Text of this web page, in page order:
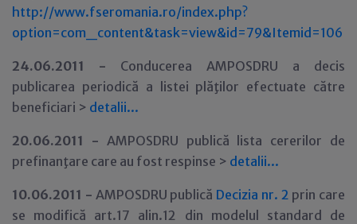
http://www.fseromania.ro/index.php?
option=com_content&task=view&id=79&Itemid=106
24.06.2011 - Conducerea AMPOSDRU a decis
publicarea periodică a listei plăţilor efectuate către
beneficiari > detalii...
20.06.2011 - AMPOSDRU publică lista cererilor de
prefinanţare care au fost respinse > detalii...
10.06.2011 - AMPOSDRU publică Decizia nr. 2 prin care
se modifică art.17 alin.12 din modelul standard de